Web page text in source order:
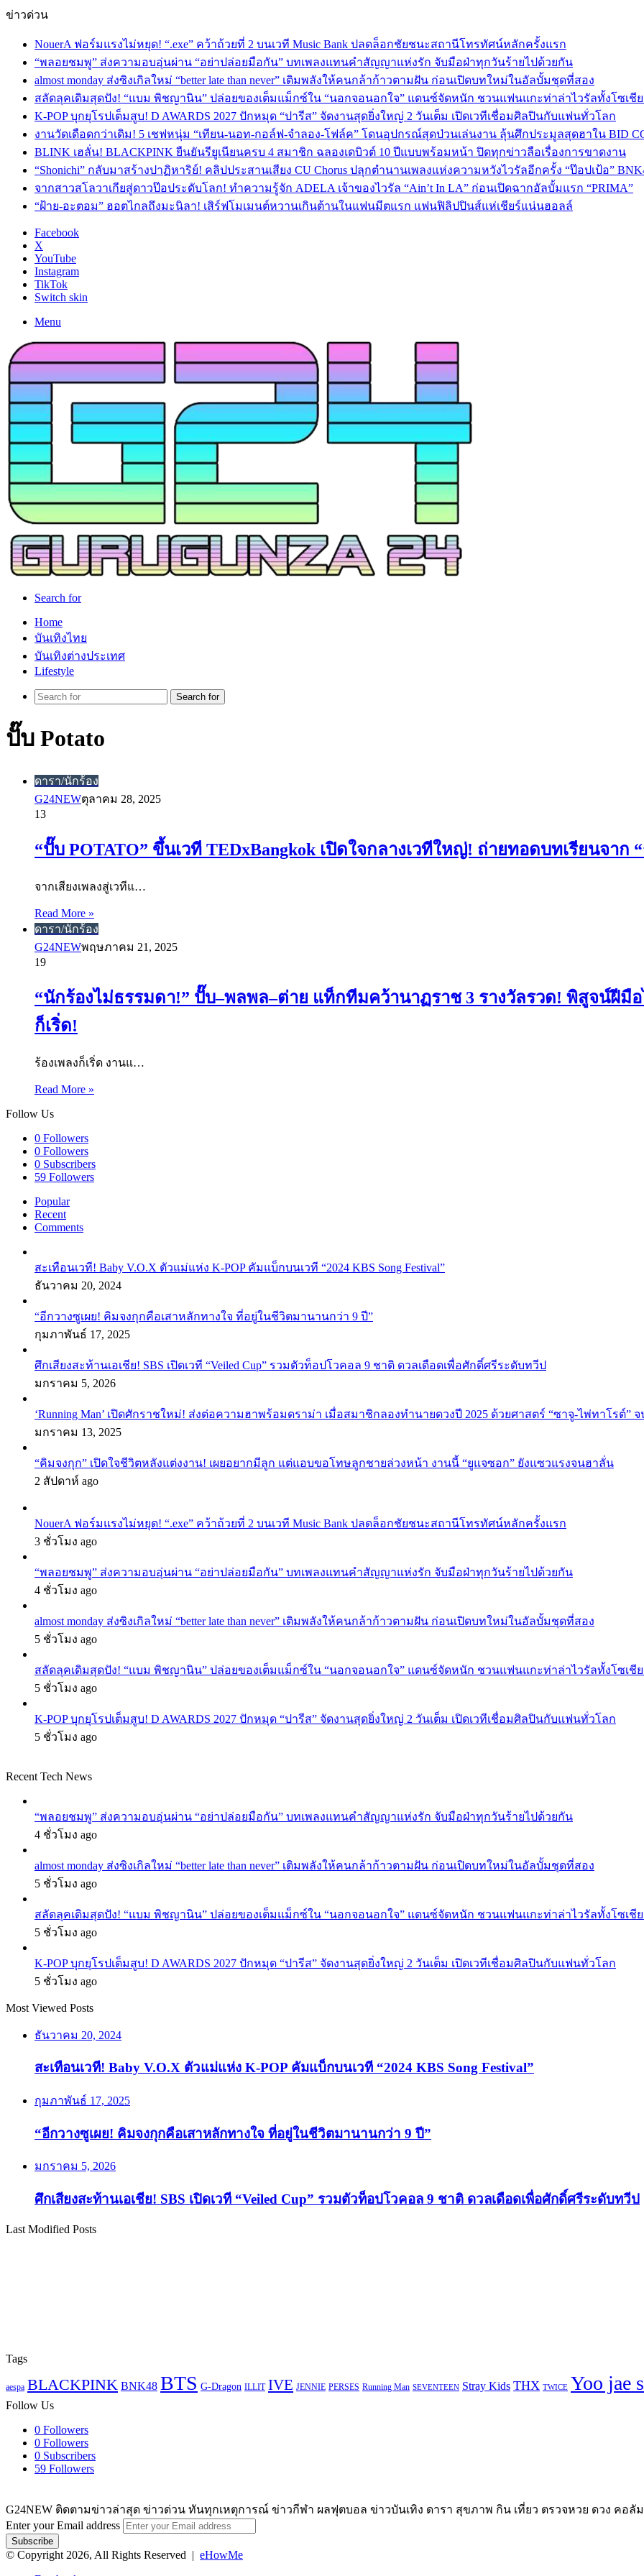
ข่าวด่วน
NouerA ฟอร์มแรงไม่หยุด! “.exe” คว้าถ้วยที่ 2 บนเวที Music Bank ปลดล็อกชัยชนะสถานีโทรทัศน์หลักครั้งแรก
“พลอยชมพู” ส่งความอบอุ่นผ่าน “อย่าปล่อยมือกัน” บทเพลงแทนคำสัญญาแห่งรัก จับมือฝ่าทุกวันร้ายไปด้วยกัน
almost monday ส่งซิงเกิลใหม่ “better late than never” เติมพลังให้คนกล้าก้าวตามฝัน ก่อนเปิดบทใหม่ในอัลบั้มชุดที่สอง
สลัดลุคเดิมสุดปัง! “แบม พิชญานิน” ปล่อยของเต็มแม็กซ์ใน “นอกจอนอกใจ” แดนซ์จัดหนัก ชวนแฟนแกะท่าล่าไวรัลทั้งโซเชี
K-POP บุกยุโรปเต็มสูบ! D AWARDS 2027 ปักหมุด “ปารีส” จัดงานสุดยิ่งใหญ่ 2 วันเต็ม เปิดเวทีเชื่อมศิลปินกับแฟนทั่วโลก
งานวัดเดือดกว่าเดิม! 5 เชฟหนุ่ม “เทียน-นอท-กอล์ฟ-จำลอง-โฟล์ค” โดนอุปกรณ์สุดป่วนเล่นงาน ลุ้นศึกประมูลสุดฮาใน BID
BLINK เฮลั่น! BLACKPINK ยืนยันรียูเนียนครบ 4 สมาชิก ฉลองเดบิวต์ 10 ปีแบบพร้อมหน้า ปิดทุกข่าวลือเรื่องการขาดงาน
“Shonichi” กลับมาสร้างปาฏิหาริย์! คลิปประสานเสียง CU Chorus ปลุกตำนานเพลงแห่งความหวังไวรัลอีกครั้ง “ป๊อปเป้อ”
จากสาวสโลวาเกียสู่ดาวป๊อประดับโลก! ทำความรู้จัก ADELA เจ้าของไวรัล “Ain’t In LA” ก่อนเปิดฉากอัลบั้มแรก “PRIMA”
“ฝ้าย-อะตอม” ฮอตไกลถึงมะนิลา! เสิร์ฟโมเมนต์หวานเกินต้านในแฟนมีตแรก แฟนฟิลิปปินส์แห่เชียร์แน่นฮอลล์
Facebook
X
YouTube
Instagram
TikTok
Switch skin
Menu
Search for
Home
บันเทิงไทย
บันเทิงต่างประเทศ
Lifestyle
Search for
ปั๊บ Potato
ดารา/นักร้อง
G24NEWตุลาคม 28, 2025
13
“ปั๊บ POTATO” ขึ้นเวที TEDxBangkok เปิดใจกลางเวทีใหญ่! ถ่ายทอดบทเรียนจาก
จากเสียงเพลงสู่เวทีแ…
Read More »
ดารา/นักร้อง
G24NEWพฤษภาคม 21, 2025
19
“นักร้องไม่ธรรมดา!” ปั๊บ–พลพล–ต่าย แท็กทีมคว้านาฏราช 3 รางวัลรวด! พิสูจน์ฝีมื
ก็เริ่ด!
ร้องเพลงก็เริ่ด งานแ…
Read More »
Follow Us
0 Followers
0 Followers
0 Subscribers
59 Followers
Popular
Recent
Comments
สะเทือนเวที! Baby V.O.X ตัวแม่แห่ง K-POP คัมแบ็กบนเวที “2024 KBS Song Festival”
ธันวาคม 20, 2024
“อีกวางซูเผย! คิมจงกุกคือเสาหลักทางใจ ที่อยู่ในชีวิตมานานกว่า 9 ปี”
กุมภาพันธ์ 17, 2025
ศึกเสียงสะท้านเอเชีย! SBS เปิดเวที “Veiled Cup” รวมตัวท็อปโวคอล 9 ชาติ ดวลเดือดเพื่อศักดิ์ศรีระดับทวีป
มกราคม 5, 2026
‘Running Man’ เปิดศักราชใหม่! ส่งต่อความฮาพร้อมดราม่า เมื่อสมาชิกลองทำนายดวงปี 2025 ด้วยศาสตร์ “ซาจู-ไพ่ทาโรต์”
มกราคม 13, 2025
“คิมจงกุก” เปิดใจชีวิตหลังแต่งงาน! เผยอยากมีลูก แต่แอบขอโทษลูกชายล่วงหน้า งานนี้ “ยูแจซอก” ยังแซวแรงจนฮาลั่น
2 สัปดาห์ ago
NouerA ฟอร์มแรงไม่หยุด! “.exe” คว้าถ้วยที่ 2 บนเวที Music Bank ปลดล็อกชัยชนะสถานีโทรทัศน์หลักครั้งแรก
3 ชั่วโมง ago
“พลอยชมพู” ส่งความอบอุ่นผ่าน “อย่าปล่อยมือกัน” บทเพลงแทนคำสัญญาแห่งรัก จับมือฝ่าทุกวันร้ายไปด้วยกัน
4 ชั่วโมง ago
almost monday ส่งซิงเกิลใหม่ “better late than never” เติมพลังให้คนกล้าก้าวตามฝัน ก่อนเปิดบทใหม่ในอัลบั้มชุดที่สอง
5 ชั่วโมง ago
สลัดลุคเดิมสุดปัง! “แบม พิชญานิน” ปล่อยของเต็มแม็กซ์ใน “นอกจอนอกใจ” แดนซ์จัดหนัก ชวนแฟนแกะท่าล่าไวรัลทั้งโซเชี
5 ชั่วโมง ago
K-POP บุกยุโรปเต็มสูบ! D AWARDS 2027 ปักหมุด “ปารีส” จัดงานสุดยิ่งใหญ่ 2 วันเต็ม เปิดเวทีเชื่อมศิลปินกับแฟนทั่วโลก
5 ชั่วโมง ago
Recent Tech News
“พลอยชมพู” ส่งความอบอุ่นผ่าน “อย่าปล่อยมือกัน” บทเพลงแทนคำสัญญาแห่งรัก จับมือฝ่าทุกวันร้ายไปด้วยกัน
4 ชั่วโมง ago
almost monday ส่งซิงเกิลใหม่ “better late than never” เติมพลังให้คนกล้าก้าวตามฝัน ก่อนเปิดบทใหม่ในอัลบั้มชุดที่สอง
5 ชั่วโมง ago
สลัดลุคเดิมสุดปัง! “แบม พิชญานิน” ปล่อยของเต็มแม็กซ์ใน “นอกจอนอกใจ” แดนซ์จัดหนัก ชวนแฟนแกะท่าล่าไวรัลทั้งโซเชี
5 ชั่วโมง ago
K-POP บุกยุโรปเต็มสูบ! D AWARDS 2027 ปักหมุด “ปารีส” จัดงานสุดยิ่งใหญ่ 2 วันเต็ม เปิดเวทีเชื่อมศิลปินกับแฟนทั่วโลก
5 ชั่วโมง ago
Most Viewed Posts
ธันวาคม 20, 2024
สะเทือนเวที! Baby V.O.X ตัวแม่แห่ง K-POP คัมแบ็กบนเวที “2024 KBS Song Festival”
กุมภาพันธ์ 17, 2025
“อีกวางซูเผย! คิมจงกุกคือเสาหลักทางใจ ที่อยู่ในชีวิตมานานกว่า 9 ปี”
มกราคม 5, 2026
ศึกเสียงสะท้านเอเชีย! SBS เปิดเวที “Veiled Cup” รวมตัวท็อปโวคอล 9 ชาติ ดวลเดือดเพื่อศักดิ์ศรีระดับทวีป
Last Modified Posts
Tags
aespa BLACKPINK BNK48 BTS G-Dragon ILLIT IVE JENNIE PERSES Running Man SEVENTEEN Stray Kids THX TWICE Yoo jae
Follow Us
0 Followers
0 Followers
0 Subscribers
59 Followers
G24NEW ติดตามข่าวล่าสุด ข่าวด่วน ทันทุกเหตุการณ์ ข่าวกีฬา ผลฟุตบอล ข่าวบันเทิง ดารา สุขภาพ กิน เที่ยว ตรวจหวย ดวง คอลัม
Enter your Email address
© Copyright 2026, All Rights Reserved | eHowMe